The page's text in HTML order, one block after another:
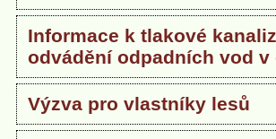
Informace k tlakové
odvádění odpadních vod
Výzva pro vlastníky lesů